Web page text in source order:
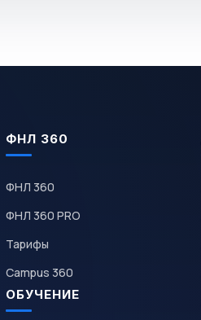
ФНЛ 360
ФНЛ 360
ФНЛ 360 PRO
Тарифы
Campus 360
ОБУЧЕНИЕ